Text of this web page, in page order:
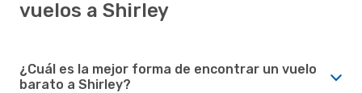
vuelos a Shirley
¿Cuál es la mejor forma de encontrar un vuelo
barato a Shirley?